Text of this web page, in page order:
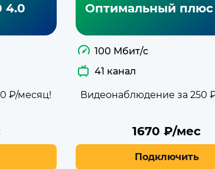
4.0
₽/месяц!
Оптимальный плюс
100 Мбит/с
41 канал
Видеонаблюдение за 250
1670 ₽/мес
Подключить